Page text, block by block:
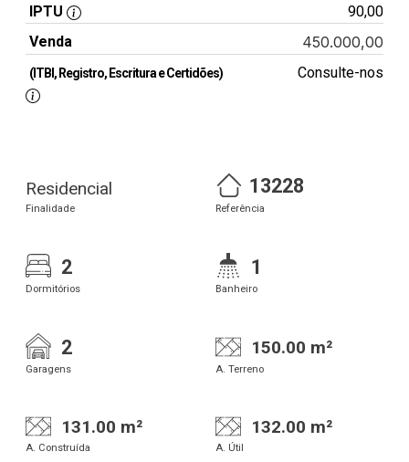
IPTU
90,00
Venda
450.000,00
(ITBI, Registro, Escritura e Certidões) Consulte-nos
Residencial
Finalidade
13228
Referência
2
Dormitórios
1
Banheiro
2
Garagens
150.00 m²
A. Terreno
131.00 m²
A. Construída
132.00 m²
A. Útil